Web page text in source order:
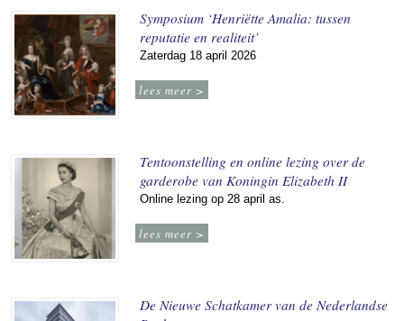
Symposium ‘Henriëtte Amalia: tussen
reputatie en realiteit’
Zaterdag 18 april 2026
lees meer >
Tentoonstelling en online lezing over de
garderobe van Koningin Elizabeth II
Online lezing op 28 april as.
lees meer >
De Nieuwe Schatkamer van de Nederlandse